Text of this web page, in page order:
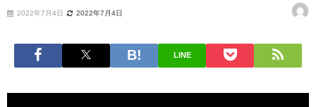
2022年7月4日 2022年7月4日
LINE